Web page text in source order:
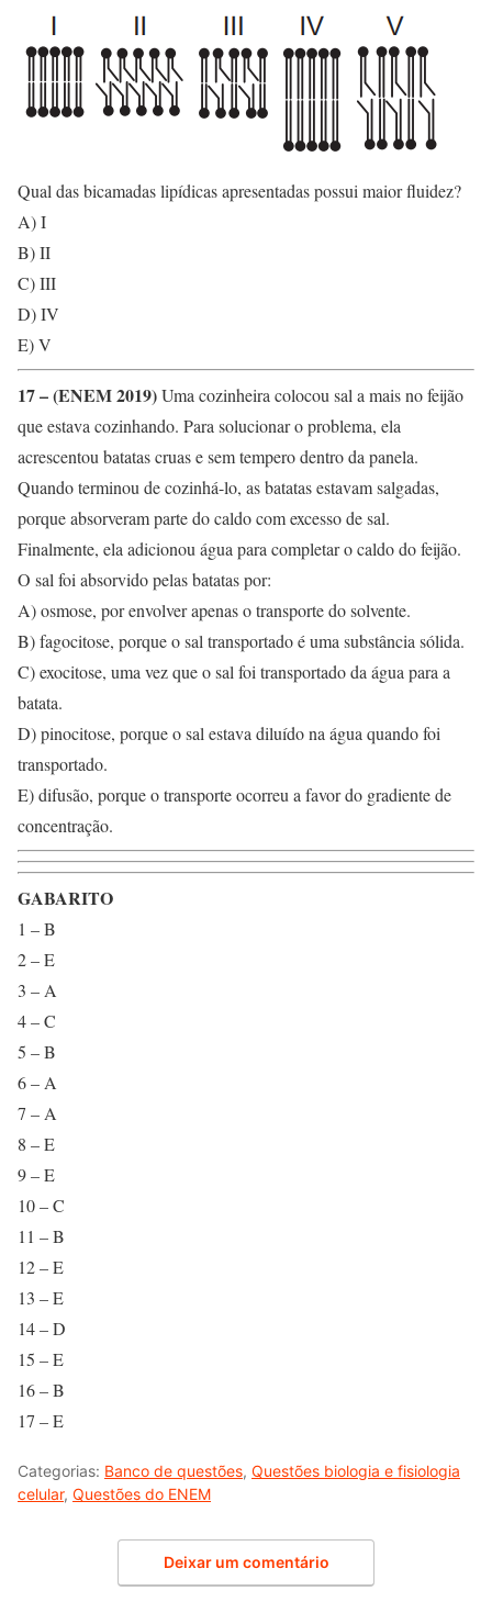
Qual das bicamadas lipídicas apresentadas possui maior fluidez?
A) I
B) II
C) III
D) IV
E) V
17 – (ENEM 2019)Uma cozinheira colocou sal a mais no feijão
que estava cozinhando. Para solucionar o problema, ela
acrescentou batatas cruas e sem tempero dentro da panela.
Quando terminou de cozinhá-lo, as batatas estavam salgadas,
porque absorveram parte do caldo com excesso de sal.
Finalmente, ela adicionou água para completar o caldo do feijão.
O sal foi absorvido pelas batatas por:
A) osmose, por envolver apenas o transporte do solvente.
B) fagocitose, porque o sal transportado é uma substância sólida.
C) exocitose, uma vez que o sal foi transportado da água para a
batata.
D) pinocitose, porque o sal estava diluído na água quando foi
transportado.
E) difusão, porque o transporte ocorreu a favor do gradiente de
concentração.
GABARITO
1 – B
2 – E
3 – A
4 – C
5 – B
6 – A
7 – A
8 – E
9 – E
10 – C
11 – B
12 – E
13 – E
14 – D
15 – E
16 – B
17 – E
Categorias: Banco de questões, Questões biologia e fisiologia
celular, Questões do ENEM
Deixar um comentário